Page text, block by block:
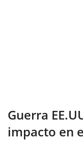
Guerra
impacto en